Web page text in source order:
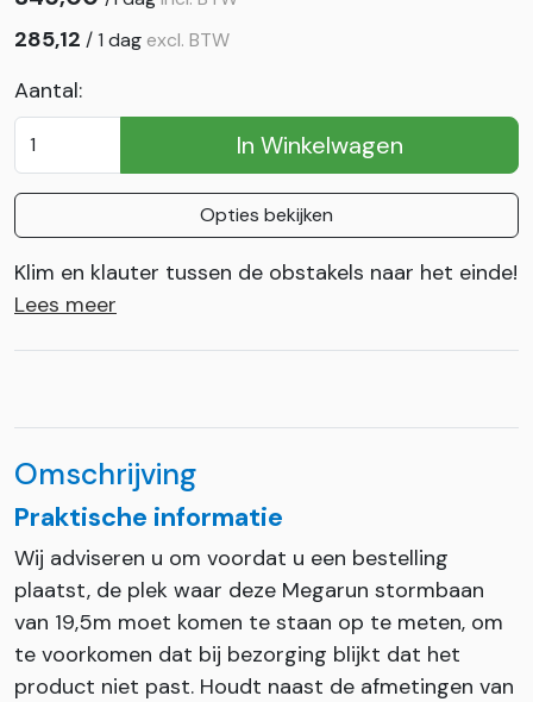
285,12 /1 dag excl. BTW
Aantal:
In Winkelwagen
Opties bekijken
Klim en klauter tussen de obstakels naar het einde!
Lees meer
Omschrijving
Praktische informatie
Wij adviseren u om voordat u een bestelling
plaatst, de plek waar deze Megarun stormbaan
van 19,5m moet komen te staan op te meten, om
te voorkomen dat bij bezorging blijkt dat het
product niet past. Houdt naast de afmetingen van